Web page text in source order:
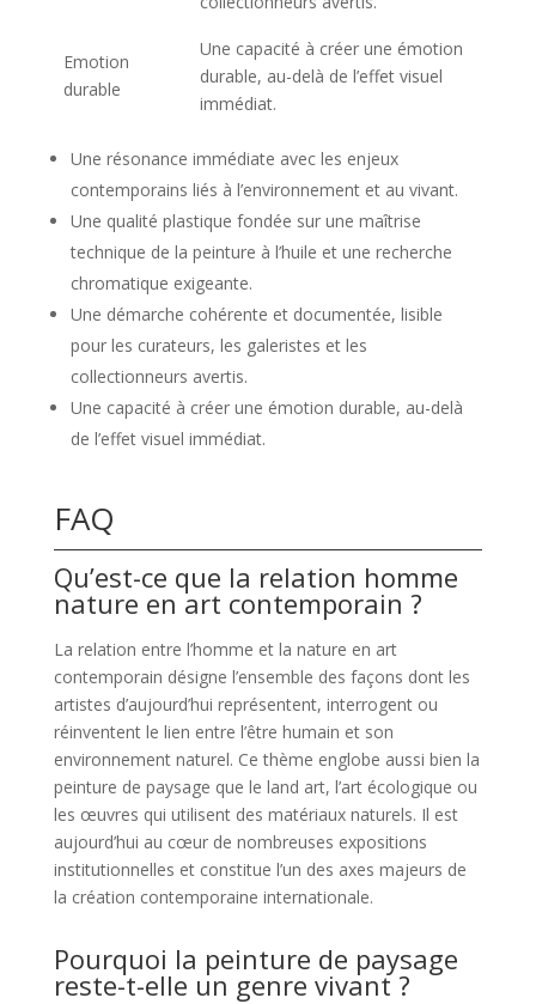
Emotion
durable
Une capacité à créer une émotion
durable, au-delà de l’effet visuel
immédiat.
Une résonance immédiate avec les enjeux
contemporains liés à l’environnement et au vivant.
Une qualité plastique fondée sur une maîtrise
technique de la peinture à l’huile et une recherche
chromatique exigeante.
Une démarche cohérente et documentée, lisible
pour les curateurs, les galeristes et les
collectionneurs avertis.
Une capacité à créer une émotion durable, au-delà
de l’effet visuel immédiat.
FAQ
Qu’est-ce que la relation homme
nature en art contemporain ?
La relation entre l’homme et la nature en art
contemporain désigne l’ensemble des façons dont les
artistes d’aujourd’hui représentent, interrogent ou
réinventent le lien entre l’être humain et son
environnement naturel. Ce thème englobe aussi bien la
peinture de paysage que le land art, l’art écologique ou
les œuvres qui utilisent des matériaux naturels. Il est
aujourd’hui au cœur de nombreuses expositions
institutionnelles et constitue l’un des axes majeurs de
la création contemporaine internationale.
Pourquoi la peinture de paysage
reste-t-elle un genre vivant ?